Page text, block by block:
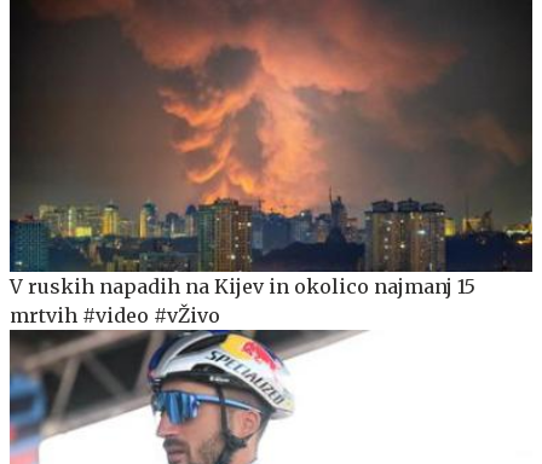
V ruskih napadih na Kijev in okolico najmanj 15
mrtvih #video #vŽivo